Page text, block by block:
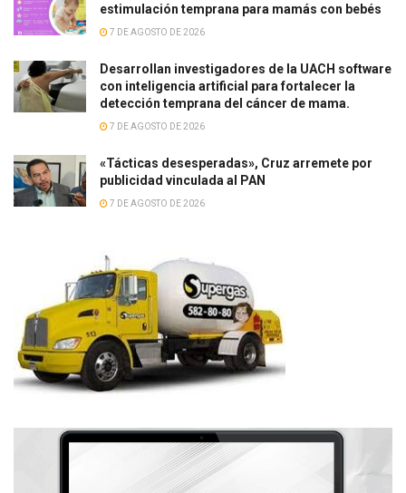
estimulación temprana para mamás con bebés
7 DE AGOSTO DE 2026
Desarrollan investigadores de la UACH software
con inteligencia artificial para fortalecer la
detección temprana del cáncer de mama.
7 DE AGOSTO DE 2026
«Tácticas desesperadas», Cruz arremete por
publicidad vinculada al PAN
7 DE AGOSTO DE 2026